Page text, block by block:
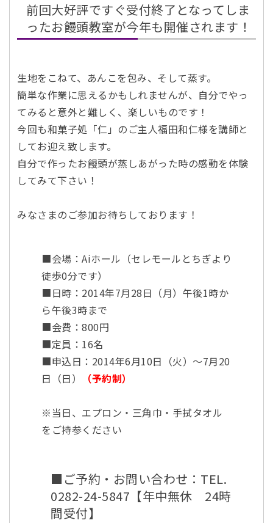
前回大好評ですぐ受付終了となってしま
ったお饅頭教室が今年も開催されます！
生地をこねて、あんこを包み、そして蒸す。
簡単な作業に思えるかもしれませんが、自分でやっ
てみると意外と難しく、楽しいものです！
今回も和菓子処「仁」のご主人福田和仁様を講師と
してお迎え致します。
自分で作ったお饅頭が蒸しあがった時の感動を体験
してみて下さい！
みなさまのご参加お待ちしております！
■会場：Aiホール（セレモールとちぎより
徒歩0分です）
■日時：2014年7月28日（月）午後1時か
ら午後3時まで
■会費：800円
■定員：16名
■申込日：2014年6月10日（火）～7月20
日（日）
（予約制）
※当日、エプロン・三角巾・手拭タオル
をご持参ください
■ご予約・お問い合わせ：TEL.
0282-24-5847【年中無休 24時
間受付】